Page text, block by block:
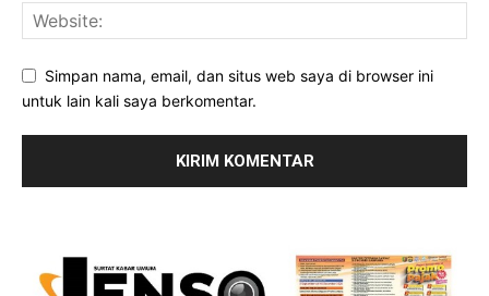
Simpan nama, email, dan situs web saya di browser ini
untuk lain kali saya berkomentar.